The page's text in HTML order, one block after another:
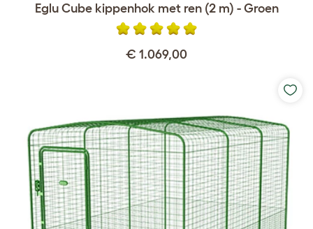
Eglu Cube kippenhok met ren (2 m) - Groen
€ 1.069,00